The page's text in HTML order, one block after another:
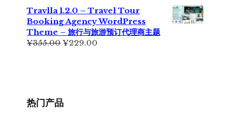
为：
¥699.00。
格
为：
¥399.00。
Travlla 1.2.0 – Travel Tour
Booking Agency WordPress
Theme – 旅行与旅游预订代理商主题
¥355.00原
¥229.00
热门产品